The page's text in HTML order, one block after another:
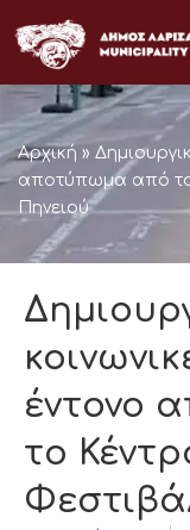
στο
περιεχόμενο
Αρχική »
αποτύπωμα από το
Πηνειού
έντονο
το